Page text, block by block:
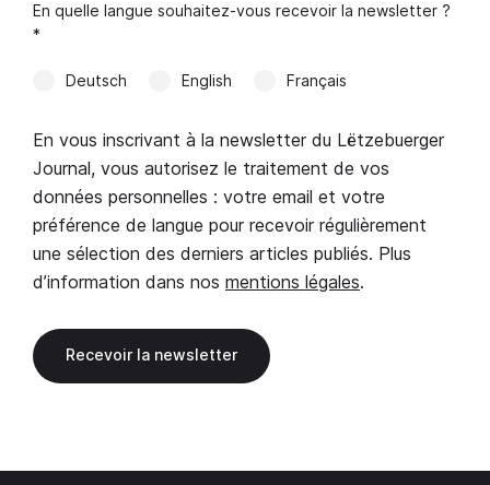
En quelle langue souhaitez-vous recevoir la newsletter ?
*
Deutsch English Français
En vous inscrivant à la newsletter du Lëtzebuerger
Journal, vous autorisez le traitement de vos
données personnelles : votre email et votre
préférence de langue pour recevoir régulièrement
une sélection des derniers articles publiés. Plus
d’information dans nos mentions légales.